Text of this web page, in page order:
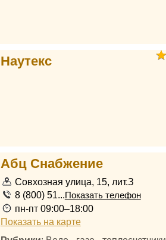
Наутекс
Абц Снабжение
Совхозная улица, 15, лит.З
8 (800) 51...Показать телефон
пн-пт 09:00–18:00
Показать на карте